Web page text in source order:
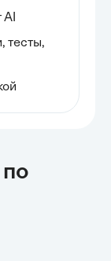
тесты,
по